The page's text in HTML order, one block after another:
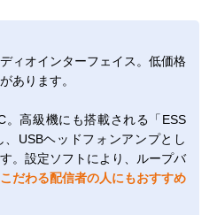
ィオインターフェイス。低価格
あります。
。高級機にも搭載される「ESS
USBヘッドフォンアンプとし
。設定ソフトにより、ループバ
だわる配信者の人にもおすすめ